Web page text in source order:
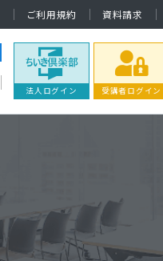
ご利用規約 資料請求
法人ログイン 受講者ログイン